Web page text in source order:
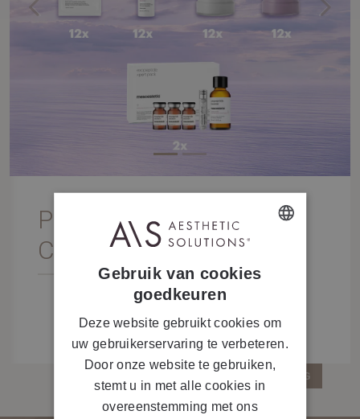
Previous Next
Promo 2026 Woman
Care Iconic BE NL
GA TERUG
FRENCH
Gebruik van cookies
goedkeuren
Deze website gebruikt cookies om
uw gebruikerservaring te verbeteren.
Door onze website te gebruiken,
stemt u in met alle cookies in
overeenstemming met ons